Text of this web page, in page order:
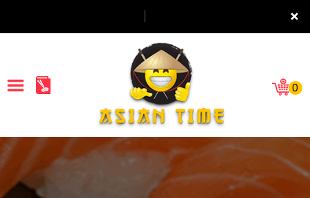
×
ACCUEIL
LA CARTE
0